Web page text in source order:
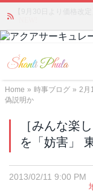
Home » 時事ブログ » 2月
偽説明か
［みんな楽
を「妨害」
2013/02/11 9:00 PM